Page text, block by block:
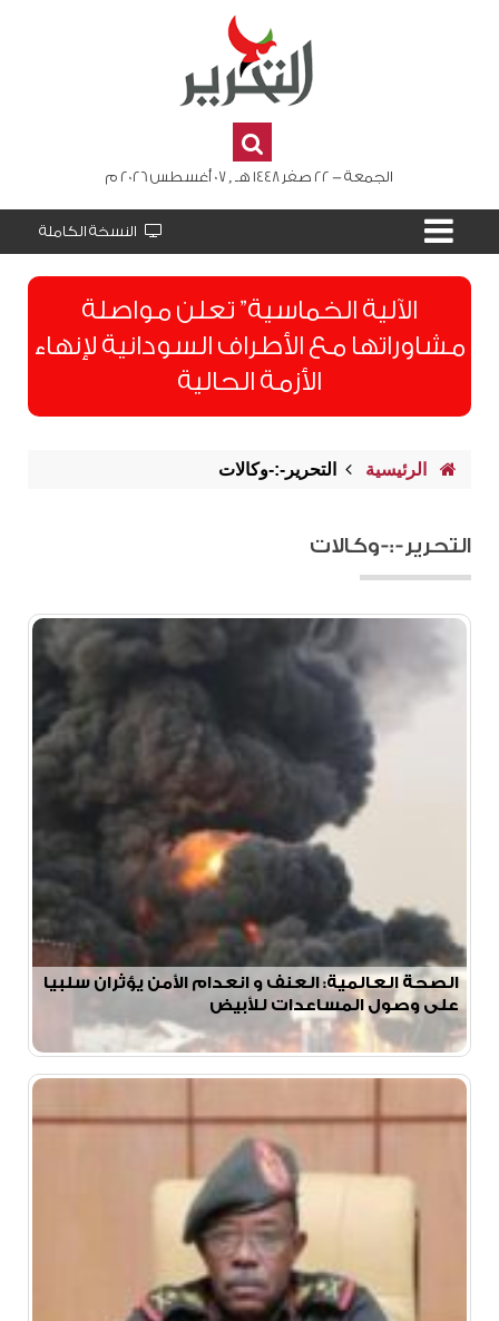
الجمعة - 22 صفر 1448 هـ , 07 أغسطس 2026 م
النسخة الكاملة
الآلية الخماسية” تعلن مواصلة
مشاوراتها مع الأطراف السودانية لإنهاء
الأزمة الحالية
الرئيسية التحرير-:-وكالات
التحرير-:-وكالات
الصحة العالمية: العنف و انعدام الأمن يؤثران سلبيا
على وصول المساعدات للأبيض